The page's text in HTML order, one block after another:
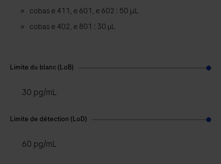
cobas e 411, e 601, e 602 : 50 μL
cobas e 402, e 801 : 30 µL
Limite du blanc (LoB)
30 pg/mL
Limite de détection (LoD)
60 pg/mL